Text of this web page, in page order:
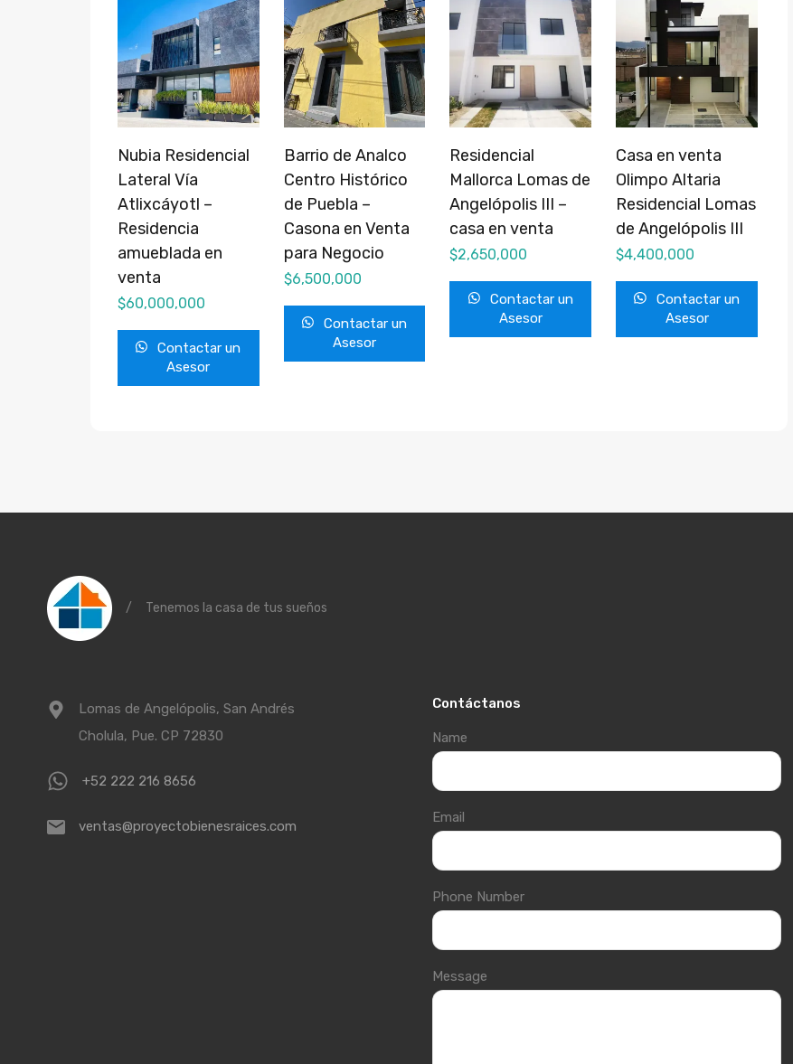
Nubia Residencial
Lateral Vía
Atlixcáyotl –
Residencia
amueblada en
venta
$60,000,000
Contactar un
Asesor
Barrio de Analco
Centro Histórico
de Puebla –
Casona en Venta
para Negocio
$6,500,000
Contactar un
Asesor
Residencial
Mallorca Lomas de
Angelópolis III –
casa en venta
$2,650,000
Contactar un
Asesor
Casa en venta
Olimpo Altaria
Residencial Lomas
de Angelópolis III
$4,400,000
Contactar un
Asesor
/ Tenemos la casa de tus sueños
Lomas de Angelópolis, San Andrés
Cholula, Pue. CP 72830
+52 222 216 8656
ventas@proyectobienesraices.com
Contáctanos
Name
Email
Phone Number
Message